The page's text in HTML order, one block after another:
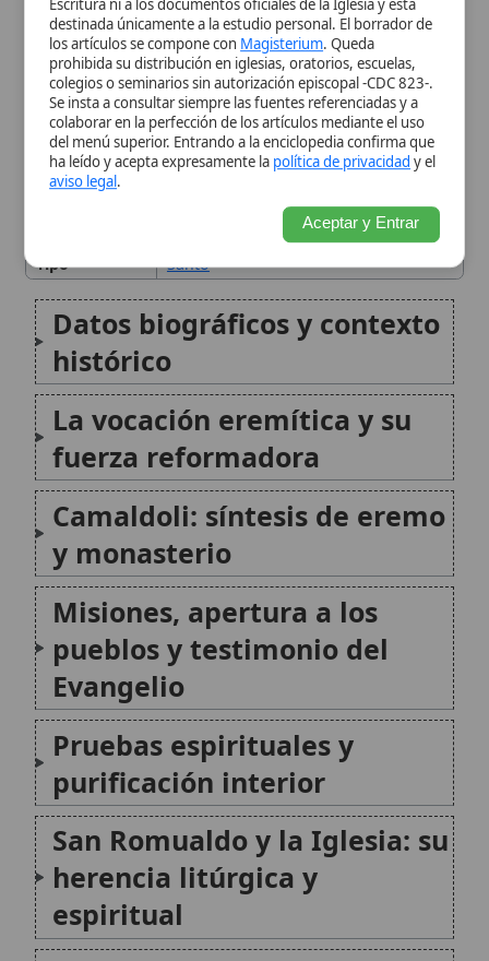
Datos biográficos y contexto
histórico
La vocación eremítica y su
fuerza reformadora
Camaldoli: síntesis de eremo
Misiones, apertura a los
pueblos y testimonio del
Evangelio
Pruebas espirituales y
purificación interior
San Romualdo y la Iglesia: su
herencia litúrgica y
espiritual
Muerte, sepultura y culto
San Romualdo en el camino
de la vida cristiana
Textos y legado hagiográfico
Conclusión
Citas y referencias
Modificado el 14 de julio de 2026 •
artículo Paq. Scorm (LMS)
Imprimir artículo•Generar QR•Instalar aplicación